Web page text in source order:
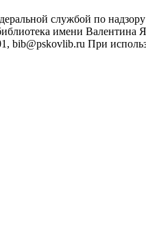
службой по
имени Валентина
bib@pskovlib.ru При